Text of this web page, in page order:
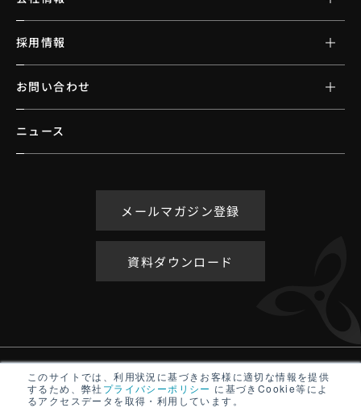
このサイトでは、利用状況に基づきお客様に適切な情報を提供
するため、弊社 プライバシーポリシー に基づきCookie等によ
るアクセスデータを取得・利用しています。
採用情報
お問い合わせ
ニュース
メールマガジン登録
資料ダウンロード
アクセシビリティポリシー
サイトマップ
プライバシーポリシー